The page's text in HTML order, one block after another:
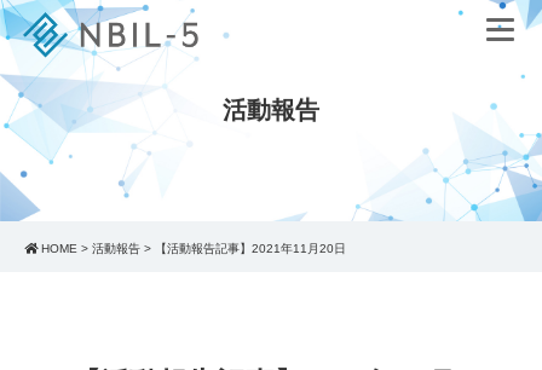
活動報告
HOME > 活動報告 > 【活動報告記事】2021年11月20日